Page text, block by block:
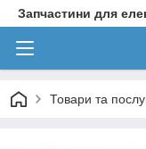
Запчастини для
Товари та